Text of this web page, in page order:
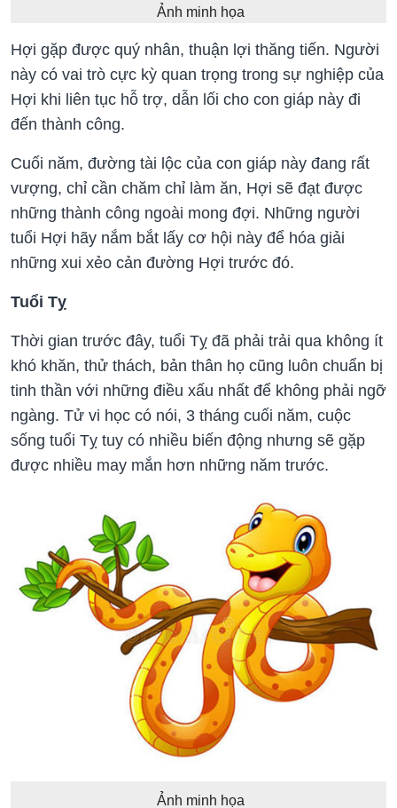
Ảnh minh họa
Hợi gặp được quý nhân, thuận lợi thăng tiến. Người
này có vai trò cực kỳ quan trọng trong sự nghiệp của
Hợi khi liên tục hỗ trợ, dẫn lối cho con giáp này đi
đến thành công.
Cuối năm, đường tài lộc của con giáp này đang rất
vượng, chỉ cần chăm chỉ làm ăn, Hợi sẽ đạt được
những thành công ngoài mong đợi. Những người
tuổi Hợi hãy nắm bắt lấy cơ hội này để hóa giải
những xui xẻo cản đường Hợi trước đó.
Tuổi Tỵ
Thời gian trước đây, tuổi Tỵ đã phải trải qua không ít
khó khăn, thử thách, bản thân họ cũng luôn chuẩn bị
tinh thần với những điều xấu nhất để không phải ngỡ
ngàng. Tử vi học có nói, 3 tháng cuối năm, cuộc
sống tuổi Tỵ tuy có nhiều biến động nhưng sẽ gặp
được nhiều may mắn hơn những năm trước.
Ảnh minh họa